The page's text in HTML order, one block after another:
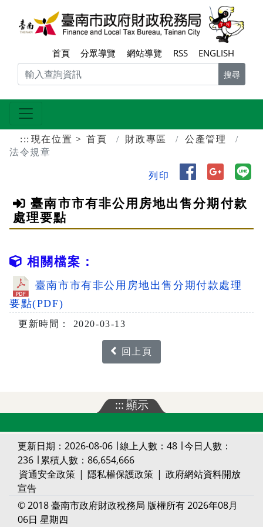
跳到主要內容區塊
首頁 分眾導覽 網站導覽 RSS ENGLISH
搜尋
::: 現在位置 首頁 財政專區
公產管理
法令規章
列印
分享到分享到
臺南市市有非公用房地出售分期付款
處理要點
相關檔案：
臺南市市有非公用房地出售分期付款處理
要點(PDF)
更新時間： 2020-03-13
回上頁
:::顯示
更新日期：2026-08-06 ∣ 線上人數：48 ∣ 今日人數：
236 ∣ 累積人數：86,654,666
資通安全政策 | 隱私權保護政策 | 政府網站資料開放
宣告
© 2018 臺南市政府財政稅務局 版權所有 2026年08月
06日 星期四